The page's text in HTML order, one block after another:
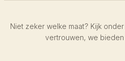
Niet zeker welke maat? Kijk
vertrouwen, we